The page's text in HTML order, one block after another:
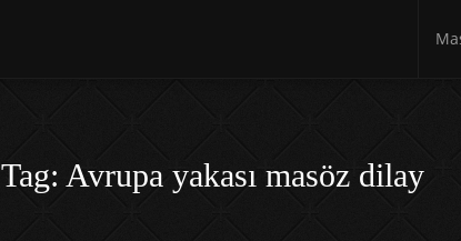
Tag: Avrupa yakası masöz dilay